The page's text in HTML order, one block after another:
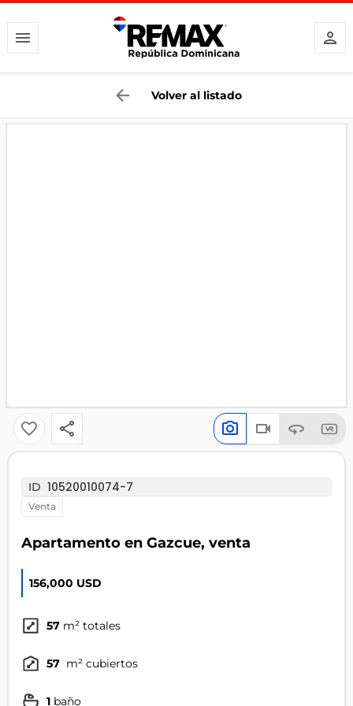
Volver al listado
ID 10520010074-7
venta
Apartamento en Gazcue, venta
156,000 USD
57 m² totales
57 m² cubiertos
1 baño